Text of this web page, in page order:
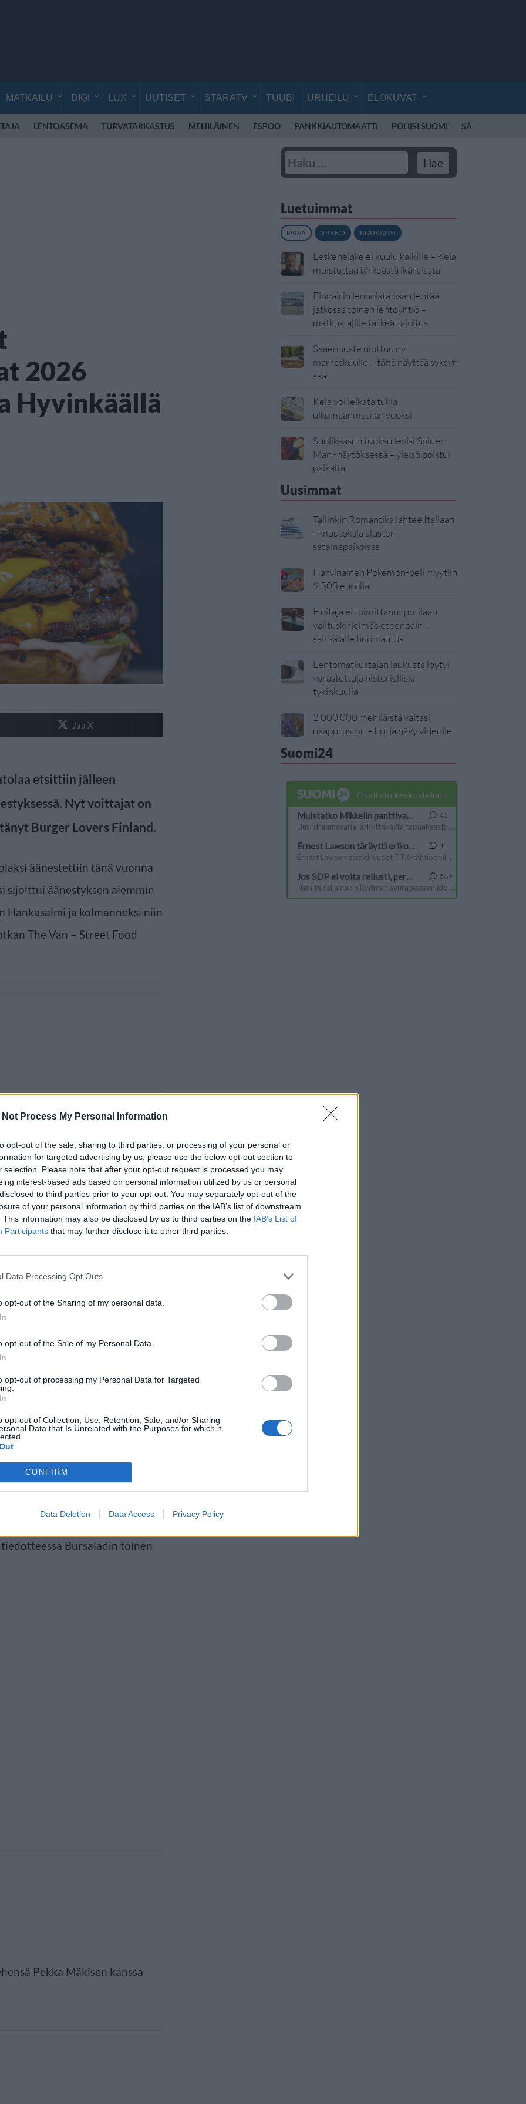
Not Process My Personal Information
opt-out of the sale, sharing to third parties, or processing of your personal or
for targeted advertising by us, please use the below opt-out section to
selection. Please note that after your opt-out request is processed you may
interest-based ads based on personal information utilized by us or personal
to third parties prior to your opt-out. You may separately opt-out of the
of your personal information by third parties on the IAB’s list of downstream
This information may also be disclosed by us to third parties on the IAB’s List of
Participants that may further disclose it to other third parties.
Data Processing Opt Outs
opt-out of the Sharing of my personal data.
opt-out of the Sale of my Personal Data.
opt-out of processing my Personal Data for Targeted
opt-out of Collection, Use, Retention, Sale, and/or Sharing
Data that Is Unrelated with the Purposes for which it
CONFIRM
Data Deletion Data Access Privacy Policy
MATKAILU DIGI LUX UUTISET STARATV TUUBI URHEILU ELOKUVAT
LENTOASEMA TURVATARKASTUS MEHILÄINEN ESPOO PANKKIAUTOMAATTI POLIISI SUOMI
2026
Hyvinkäällä
Jaa X
etsittiin jälleen
Nyt voittajat on
Burger Lovers Finland.
äänestettiin tänä vuonna
sijoittui äänestyksen aiemmin
ja kolmanneksi niin
The Van – Street Food
on 14 asiakaspaikkaa
aikana kymmenen
vuoden äänestyksessä
on myös itketty. Onhan tämä
parhaalle henkilökunnalle ja
Bursaladin toinen
Pekka Mäkisen kanssa
Luetuimmat
PÄIVÄ VIIKKO KUUKAUSI
Leskeneläke ei kuulu kaikille – Kela
muistuttaa tärkeästä ikärajasta
Finnairin lennoista osan lentää
jatkossa toinen lentoyhtiö –
matkustajille tärkeä rajoitus
Sääennuste ulottuu nyt
marraskuulle – tältä näyttää syksyn
sää
Kela voi leikata tukia
ulkomaanmatkan vuoksi
Suolikaasun tuoksu levisi Spider-
Man -näytöksessä – yleisö poistui
paikalta
Uusimmat
Tallinkin Romantika lähtee Italiaan
– muutoksia alusten
satamapaikoissa
Harvinainen Pokemon-peli myytiin
9 505 eurolla
Hoitaja ei toimittanut potilaan
valituskirjelmää eteenpäin –
sairaalalle huomautus
Lentomatkustajan laukusta löytyi
varastettuja historiallisia
tykinkuulia
2 000 000 mehiläistä valtasi
naapuruston – hurja näky videolle
Suomi24